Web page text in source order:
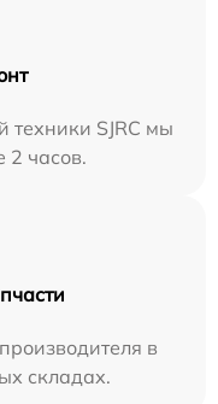
техники SJRC мы
2 часов.
в
складах.